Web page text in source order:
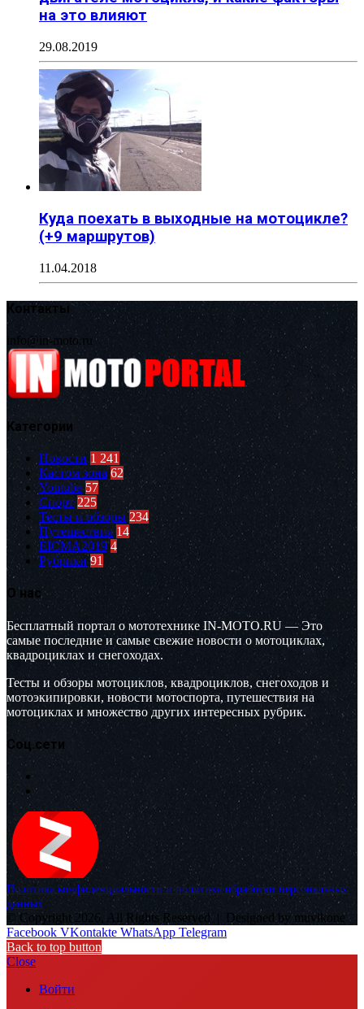
на это влияют
29.08.2019
Куда поехать в выходные на мотоцикле?
(+9 маршрутов)
11.04.2018
Контакты
info@in-moto.ru
Категории
Новости 1 241
Кастом зона 62
Youtube 57
Спорт 225
Тесты и обзоры 234
Путешествия 14
EICMA2019 4
Рубрики 91
О нас
Бесплатный портал о мототехнике IN-MOTO.RU — Это
самые последние и самые свежие новости о мотоциклах,
квадроциклах и снегоходах.
Тесты и обзоры мотоциклов, квадроциклов, снегоходов и
мотоэкипировки, новости мотоспорта, путешествия на
мотоциклах и множество других интересных рубрик.
Соц.сети
Политика конфиденциальности и политика обработки персональных
данных
© Copyright 2026, All Rights Reserved |
Designed by muvikone
Facebook VKontakte WhatsApp Telegram
Back to top button
Close
Войти